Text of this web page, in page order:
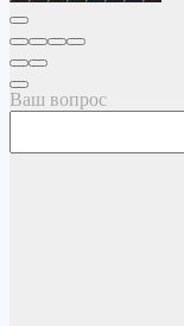
Ваш вопрос